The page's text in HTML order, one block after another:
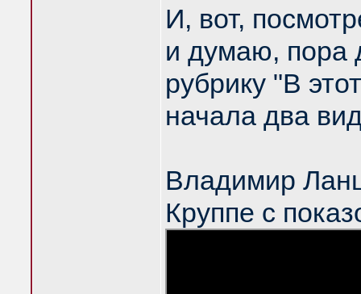
И, вот,
и думаю, пора
рубрику "В
начала два
Владимир
Круппе с